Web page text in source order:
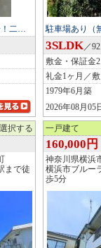
！二… 駐車場あり（
3SLDK／
敷金・保証金
礼金1ヶ月／
1979年6月築
2026年08月05
選択する
まで徒
一戸建て
160,000円
神奈川県横浜
横浜市ブルー
歩5分